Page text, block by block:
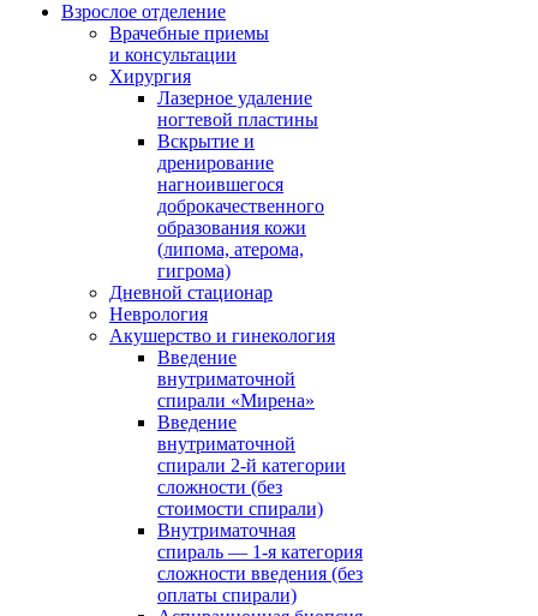
Взрослое отделение
Врачебные приемы
и консультации
Хирургия
Лазерное удаление
ногтевой пластины
Вскрытие и
дренирование
нагноившегося
доброкачественного
образования кожи
(липома, атерома,
гигрома)
Дневной стационар
Неврология
Акушерство и гинекология
Введение
внутриматочной
спирали «Мирена»
Введение
внутриматочной
спирали 2-й категории
сложности (без
стоимости спирали)
Внутриматочная
спираль — 1-я категория
сложности введения (без
оплаты спирали)